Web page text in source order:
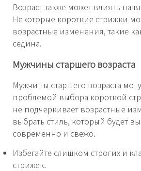
Возраст также может влиять на
Некоторые короткие стрижки
возрастные изменения, такие
седина.
Мужчины старшего возраста
Мужчины старшего возраста
проблемой выбора короткой
не подчеркивает возрастные
выбрать стиль, который будет
современно и свежо.
Избегайте слишком строгих и
стрижек.